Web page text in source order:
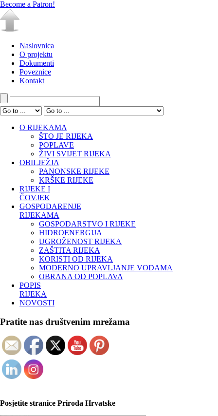
Become a Patron!
Naslovnica
O projektu
Dokumenti
Poveznice
Kontakt
O RIJEKAMA
ŠTO JE RIJEKA
POPLAVE
ŽIVI SVIJET RIJEKA
OBILJEŽJA
PANONSKE RIJEKE
KRŠKE RIJEKE
RIJEKE I
ČOVJEK
GOSPODARENJE
RIJEKAMA
GOSPODARSTVO I RIJEKE
HIDROENERGIJA
UGROŽENOST RIJEKA
ZAŠTITA RIJEKA
KORISTI OD RIJEKA
MODERNO UPRAVLJANJE VODAMA
OBRANA OD POPLAVA
POPIS
RIJEKA
NOVOSTI
Pratite nas društvenim mrežama
Posjetite stranice Priroda Hrvatske